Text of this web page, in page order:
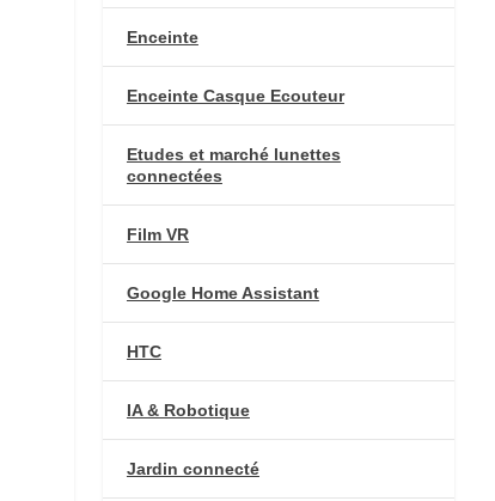
Enceinte
Enceinte Casque Ecouteur
Etudes et marché lunettes
connectées
Film VR
Google Home Assistant
HTC
IA & Robotique
Jardin connecté